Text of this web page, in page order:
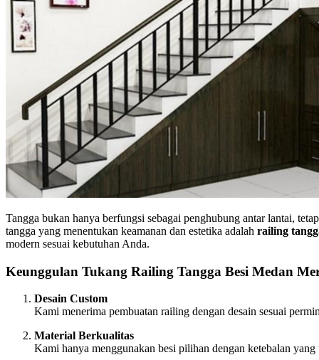
Tangga bukan hanya berfungsi sebagai penghubung antar lantai,
tangga yang menentukan keamanan dan estetika adalah railing
modern sesuai kebutuhan Anda.
Keunggulan Tukang Railing Tangga Besi Medan
Desain Custom
Kami menerima pembuatan railing dengan desain sesuai
Material Berkualitas
Kami hanya menggunakan besi pilihan dengan ketebalan